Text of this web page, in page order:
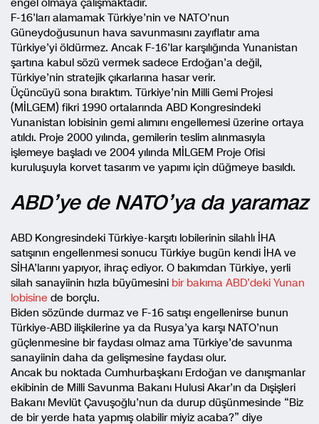
F-16’ları alamamak Türkiye’nin ve NATO’nun
Güneydoğusunun hava savunmasını zayıflatır ama
Türkiye’yi öldürmez. Ancak F-16’lar karşılığında Yunanistan
şartına kabul sözü vermek sadece Erdoğan’a değil,
Türkiye’nin stratejik çıkarlarına hasar verir.
Üçüncüyü sona bıraktım. Türkiye’nin Milli Gemi Projesi
(MİLGEM) fikri 1990 ortalarında ABD Kongresindeki
Yunanistan lobisinin gemi alımını engellemesi üzerine ortaya
atıldı. Proje 2000 yılında, gemilerin teslim alınmasıyla
işlemeye başladı ve 2004 yılında MİLGEM Proje Ofisi
kuruluşuyla korvet tasarım ve yapımı için düğmeye basıldı.
ABD’ye de NATO’ya da yaramaz
ABD Kongresindeki Türkiye-karşıtı lobilerinin silahlı İHA
satışının engellenmesi sonucu Türkiye bugün kendi İHA ve
SİHA’larını yapıyor, ihraç ediyor. O bakımdan Türkiye, yerli
silah sanayiinin hızla büyümesini bir bakıma ABD’deki Yunan
lobisine de borçlu.
Biden sözünde durmaz ve F-16 satışı engellenirse bunun
Türkiye-ABD ilişkilerine ya da Rusya’ya karşı NATO’nun
güçlenmesine bir faydası olmaz ama Türkiye’de savunma
sanayiinin daha da gelişmesine faydası olur.
Ancak bu noktada Cumhurbaşkanı Erdoğan ve danışmanlar
ekibinin de Milli Savunma Bakanı Hulusi Akar’ın da Dışişleri
Bakanı Mevlüt Çavuşoğlu’nun da durup düşünmesinde “Biz
de bir yerde hata yapmış olabilir miyiz acaba?” diye